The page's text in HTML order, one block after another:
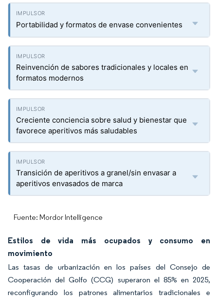
Portabilidad y formatos de envase convenientes
Reinvención de sabores tradicionales y locales en
formatos modernos
Creciente conciencia sobre salud y bienestar que
favorece aperitivos más saludables
Transición de aperitivos a granel/sin envasar a
aperitivos envasados de marca
Fuente: Mordor Intelligence
Estilos de vida más ocupados y consumo en
movimiento
Las tasas de urbanización en los países del Consejo de
Cooperación del Golfo (CCG) superaron el 85% en 2025,
reconfigurando los patrones alimentarios tradicionales e